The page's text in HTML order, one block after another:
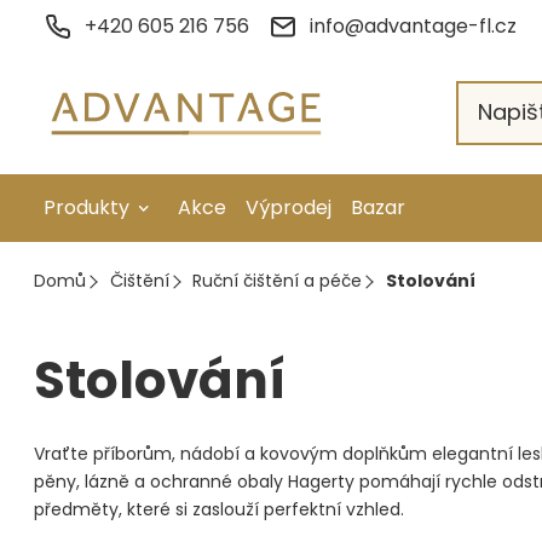
+420 605 216 756 info@advantage-fl.cz
Produkty
Galvanické pokovení
Stopkové rotační nástroje
Strojní obrábění
Akce Výprodej Bazar
Domů Čištění Ruční čištění a péče Stolování
Stolování
Vraťte příborům, nádobí a kovovým doplňkům elegantní
pěny, lázně a ochranné obaly Hagerty pomáhají rychle
předměty, které si zaslouží perfektní vzhled.